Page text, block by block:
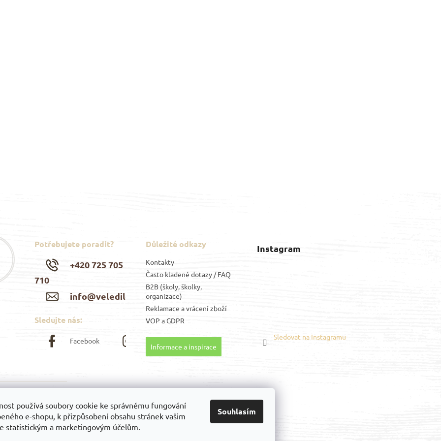
používá soubory cookie ke správnému fungování
e-shopu, k přizpůsobení obsahu stránek vašim
statistickým a marketingovým účelům.
Souhlasím
Potřebujete poradit?
+420 725 705
710
info@veledilo.cz
Sledujte nás:
Facebook
Důležité odkazy
Kontakty
Často kladené dotazy / FAQ
B2B (školy, školky,
organizace)
Reklamace a vrácení zboží
VOP aGDPR
Informace a inspirace
Instagram
Sledovat na Instagramu
platby: